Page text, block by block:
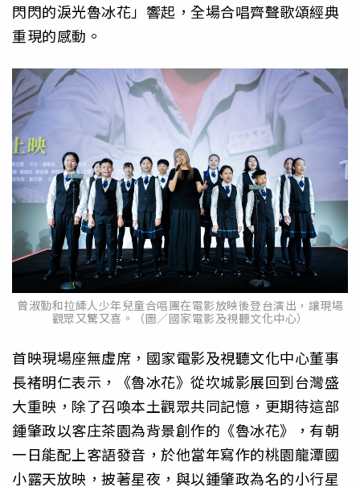
閃閃的淚光魯冰花」響起，全場合唱齊聲歌頌經典
重現的感動。
曾淑勤和拉縴人少年兒童合唱團在電影放映後登台演出，讓現場
觀眾又驚又喜。（圖／國家電影及視聽文化中心）
首映現場座無虛席，國家電影及視聽文化中心董事
長褚明仁表示，《魯冰花》從坎城影展回到台灣盛
大重映，除了召喚本土觀眾共同記憶，更期待這部
鍾肇政以客庄茶園為背景創作的《魯冰花》，有朝
一日能配上客語發音，於他當年寫作的桃園龍潭國
小露天放映，披著星夜，與以鍾肇政為名的小行星